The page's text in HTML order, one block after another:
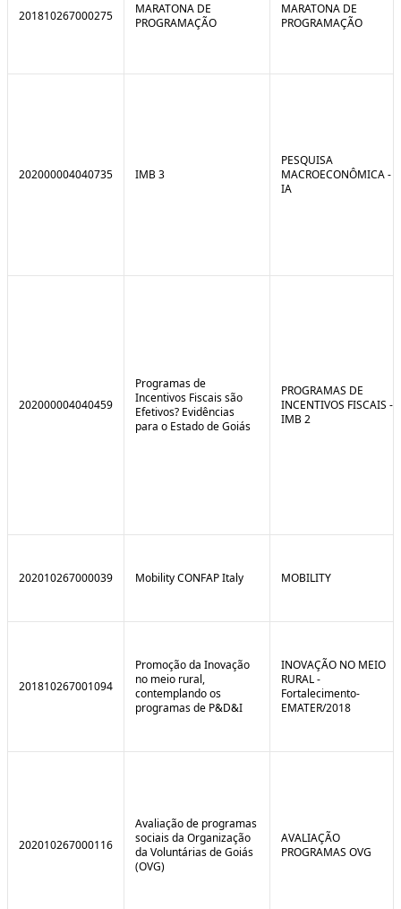
201810267000275
MARATONA DE
PROGRAMAÇÃO
MARATONA DE
PROGRAMAÇÃO
202000004040735 IMB 3
PESQUISA
MACROECONÔMICA -
IA
202000004040459
Programas de
Incentivos Fiscais são
Efetivos? Evidências
para o Estado de Goiás
PROGRAMAS DE
INCENTIVOS FISCAIS -
IMB 2
202010267000039 Mobility CONFAP Italy MOBILITY
201810267001094
Promoção da Inovação
no meio rural,
contemplando os
programas de P&D&I
INOVAÇÃO NO MEIO
RURAL -
Fortalecimento-
EMATER/2018
202010267000116
Avaliação de programas
sociais da Organização
da Voluntárias de Goiás
(OVG)
AVALIAÇÃO
PROGRAMAS OVG